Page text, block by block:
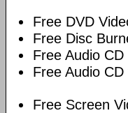
Free DVD
Free Disc
Free Audio
Free Audio
Free Screen